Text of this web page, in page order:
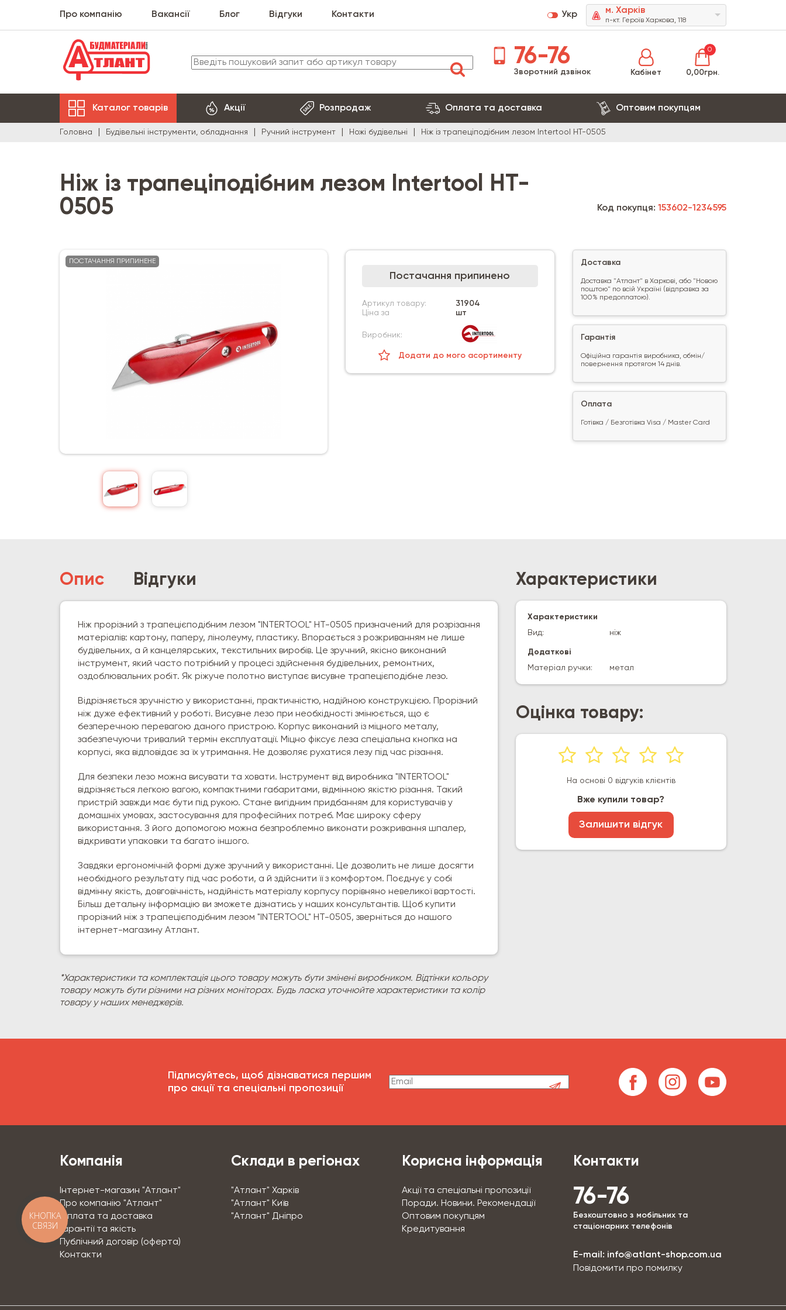
Про компанію Вакансії Блог Відгуки Контакти Укр м. Харків
п-кт. Героїв Харкова, 118
76-76
Зворотний дзвінок Кабінет
0
0,00грн.
Каталог товарів Акції Розпродаж Оплата та доставка Оптовим покупцям
Головна Будівельні інструменти, обладнання Ручний інструмент Ножі будівельні Ніж із трапеціподібним лезом Intertool HT-0505
Ніж із трапеціподібним лезом Intertool HT-
0505
ПОСТАЧАННЯ ПРИПИНЕНЕ
Постачання припинено
Артикул товару:
31904
Ціна за
шт
Виробник:
Додати до мого асортименту
Код покупця: 153602-1234595
Доставка
Доставка "Атлант" в Харкові, або "Новою
поштою" по всій Україні (відправка за
100% предоплатою).
Гарантія
Офіційна гарантія виробника, обмін/
повернення протягом 14 днів.
Оплата
Готівка / Безготівка Visa / Master Card
Опис Відгуки
Ніж прорізний з трапецієподібним лезом "INTERTOOL" НТ-0505 призначений для розрізання
матеріалів: картону, паперу, лінолеуму, пластику. Впорається з розкриванням не лише
будівельних, а й канцелярських, текстильних виробів. Це зручний, якісно виконаний
інструмент, який часто потрібний у процесі здійснення будівельних, ремонтних,
оздоблювальних робіт. Як ріжуче полотно виступає висувне трапецієподібне лезо.
Відрізняється зручністю у використанні, практичністю, надійною конструкцією. Прорізний
ніж дуже ефективний у роботі. Висувне лезо при необхідності змінюється, що є
безперечною перевагою даного пристрою. Корпус виконаний із міцного металу,
забезпечуючи тривалий термін експлуатації. Міцно фіксує леза спеціальна кнопка на
корпусі, яка відповідає за їх утримання. Не дозволяє рухатися лезу під час різання.
Для безпеки лезо можна висувати та ховати. Інструмент від виробника "INTERTOOL"
відрізняється легкою вагою, компактними габаритами, відмінною якістю різання. Такий
пристрій завжди має бути під рукою. Стане вигідним придбанням для користувачів у
домашніх умовах, застосування для професійних потреб. Має широку сферу
використання. З його допомогою можна безпроблемно виконати розкривання шпалер,
відкривати упаковки та багато іншого.
Завдяки ергономічній формі дуже зручний у використанні. Це дозволить не лише досягти
необхідного результату під час роботи, а й здійснити її з комфортом. Поєднує у собі
відмінну якість, довговічність, надійність матеріалу корпусу порівняно невеликої вартості.
Більш детальну інформацію ви зможете дізнатись у наших консультантів. Щоб купити
прорізний ніж з трапецієподібним лезом "INTERTOOL" НТ-0505, зверніться до нашого
інтернет-магазину Атлант.
*Характеристики та комплектація цього товару можуть бути змінені виробником. Відтінки кольору
товару можуть бути різними на різних моніторах. Будь ласка уточнюйте характеристики та колір
товару у наших менеджерів.
Характеристики
Характеристики
Вид:
ніж
Додаткові
Матеріал ручки:
метал
Оцінка товару:
На основі 0 відгуків клієнтів
Вже купили товар?
Залишити відгук
Підписуйтесь, щоб дізнаватися першим
про акції та спеціальні пропозиції
Компанія
Інтернет-магазин "Атлант"
Про компанію "Атлант"
Оплата та доставка
Гарантії та якість
Публічний договір (оферта)
Контакти
Склади в регіонах
"Атлант" Харків
"Атлант" Київ
"Атлант" Дніпро
Корисна інформація
Акції та спеціальні пропозиції
Поради. Новини. Рекомендації
Оптовим покупцям
Кредитування
Контакти
76-76
Безкоштовно з мобільних та
стаціонарних телефонів
E-mail: info@atlant-shop.com.ua
Повідомити про помилку
КНОПКА
СВЯЗИ